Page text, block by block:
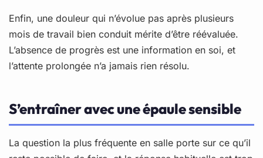
Enfin, une douleur qui n’évolue pas après plusieurs
mois de travail bien conduit mérite d’être réévaluée.
L’absence de progrès est une information en soi, et
l’attente prolongée n’a jamais rien résolu.
S’entraîner avec une épaule sensible
La question la plus fréquente en salle porte sur ce qu’il